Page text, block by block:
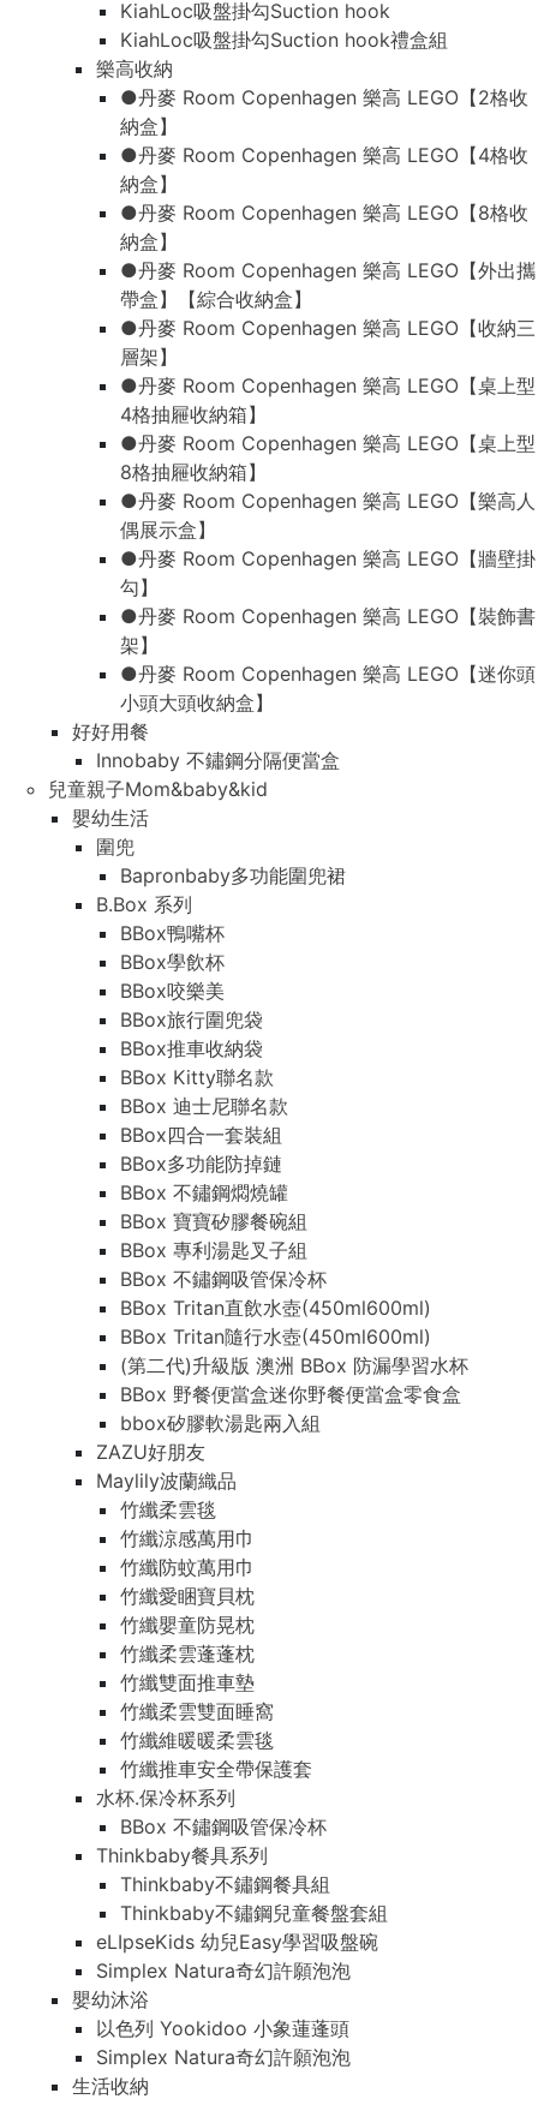
KiahLoc吸盤掛勾Suction hook
KiahLoc吸盤掛勾Suction hook禮盒組
樂高收納
●丹麥 Room Copenhagen 樂高 LEGO【2格收
納盒】
●丹麥 Room Copenhagen 樂高 LEGO【4格收
納盒】
●丹麥 Room Copenhagen 樂高 LEGO【8格收
納盒】
●丹麥 Room Copenhagen 樂高 LEGO【外出攜
帶盒】【綜合收納盒】
●丹麥 Room Copenhagen 樂高 LEGO【收納三
層架】
●丹麥 Room Copenhagen 樂高 LEGO【桌上型
4格抽屜收納箱】
●丹麥 Room Copenhagen 樂高 LEGO【桌上型
8格抽屜收納箱】
●丹麥 Room Copenhagen 樂高 LEGO【樂高人
偶展示盒】
●丹麥 Room Copenhagen 樂高 LEGO【牆壁掛
勾】
●丹麥 Room Copenhagen 樂高 LEGO【裝飾書
架】
●丹麥 Room Copenhagen 樂高 LEGO【迷你頭
小頭大頭收納盒】
好好用餐
Innobaby 不鏽鋼分隔便當盒
兒童親子Mom&baby&kid
嬰幼生活
圍兜
Bapronbaby多功能圍兜裙
B.Box 系列
BBox鴨嘴杯
BBox學飲杯
BBox咬樂美
BBox旅行圍兜袋
BBox推車收納袋
BBox Kitty聯名款
BBox 迪士尼聯名款
BBox四合一套裝組
BBox多功能防掉鏈
BBox 不鏽鋼燜燒罐
BBox 寶寶矽膠餐碗組
BBox 專利湯匙叉子組
BBox 不鏽鋼吸管保冷杯
BBox Tritan直飲水壺(450ml600ml)
BBox Tritan隨行水壺(450ml600ml)
(第二代)升級版 澳洲 BBox 防漏學習水杯
BBox 野餐便當盒迷你野餐便當盒零食盒
bbox矽膠軟湯匙兩入組
ZAZU好朋友
Maylily波蘭織品
竹纖柔雲毯
竹纖涼感萬用巾
竹纖防蚊萬用巾
竹纖愛睏寶貝枕
竹纖嬰童防晃枕
竹纖柔雲蓬蓬枕
竹纖雙面推車墊
竹纖柔雲雙面睡窩
竹纖維暖暖柔雲毯
竹纖推車安全帶保護套
水杯.保冷杯系列
BBox 不鏽鋼吸管保冷杯
Thinkbaby餐具系列
Thinkbaby不鏽鋼餐具組
Thinkbaby不鏽鋼兒童餐盤套組
eLIpseKids 幼兒Easy學習吸盤碗
Simplex Natura奇幻許願泡泡
嬰幼沐浴
以色列 Yookidoo 小象蓮蓬頭
Simplex Natura奇幻許願泡泡
生活收納